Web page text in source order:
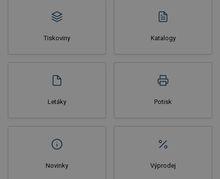
Tiskoviny Katalogy
Letáky Potisk
Novinky Výprodej